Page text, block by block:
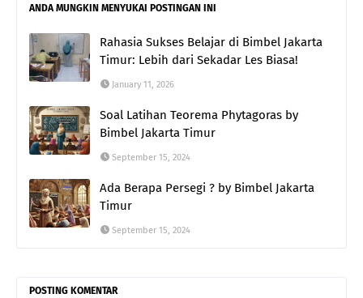
ANDA MUNGKIN MENYUKAI POSTINGAN INI
Rahasia Sukses Belajar di Bimbel Jakarta
Timur: Lebih dari Sekadar Les Biasa!
January 11, 2026
Soal Latihan Teorema Phytagoras by
Bimbel Jakarta Timur
September 15, 2024
Ada Berapa Persegi ? by Bimbel Jakarta
Timur
September 15, 2024
POSTING KOMENTAR